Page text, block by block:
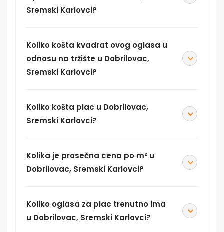
Sremski Karlovci?
Koliko košta kvadrat ovog oglasa u
odnosu na tržište u Dobrilovac,
Sremski Karlovci?
Koliko košta plac u Dobrilovac,
Sremski Karlovci?
Kolika je prosečna cena po m² u
Dobrilovac, Sremski Karlovci?
Koliko oglasa za plac trenutno ima
u Dobrilovac, Sremski Karlovci?